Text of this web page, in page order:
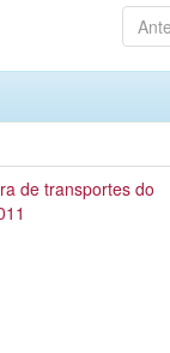
de transportes do